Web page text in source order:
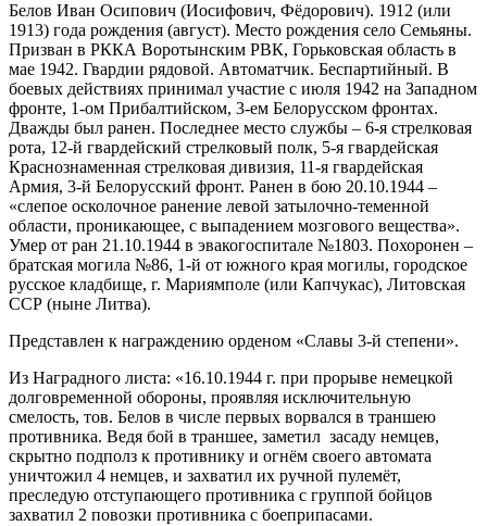
Белов Иван Осипович (Иосифович, Фёдорович). 1912 (или
1913) года рождения (август). Место рождения село Семьяны.
Призван в РККА Воротынским РВК, Горьковская область в
мае 1942. Гвардии рядовой. Автоматчик. Беспартийный. В
боевых действиях принимал участие с июля 1942 на Западном
фронте, 1-ом Прибалтийском, 3-ем Белорусском фронтах.
Дважды был ранен. Последнее место службы – 6-я стрелковая
рота, 12-й гвардейский стрелковый полк, 5-я гвардейская
Краснознаменная стрелковая дивизия, 11-я гвардейская
Армия, 3-й Белорусский фронт. Ранен в бою 20.10.1944 –
«слепое осколочное ранение левой затылочно-теменной
области, проникающее, с выпадением мозгового вещества».
Умер от ран 21.10.1944 в эвакогоспитале №1803. Похоронен –
братская могила №86, 1-й от южного края могилы, городское
русское кладбище, г. Мариямполе (или Капчукас), Литовская
ССР (ныне Литва).
Представлен к награждению орденом «Славы 3-й степени».
Из Наградного листа: «16.10.1944 г. при прорыве немецкой
долговременной обороны, проявляя исключительную
смелость, тов. Белов в числе первых ворвался в траншею
противника. Ведя бой в траншее, заметил засаду немцев,
скрытно подполз к противнику и огнём своего автомата
уничтожил 4 немцев, и захватил их ручной пулемёт,
преследую отступающего противника с группой бойцов
захватил 2 повозки противника с боеприпасами.